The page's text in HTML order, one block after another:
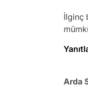
İlginç
Arda